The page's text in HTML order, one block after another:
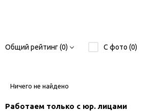
Общий рейтинг (0) С фото (0)
Ничего не найдено
Работаем только с юр. лицами